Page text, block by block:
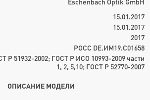
15.01.2017
15.01.2017
2017
РОСС DE.ИМ19.С01658
Р 51932-2002; ГОСТ Р ИСО 10993-2009 части
1, 2, 5,10; ГОСТ Р 52770-2007
ОПИСАНИЕ МОДЕЛИ